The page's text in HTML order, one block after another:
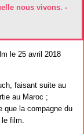
nous vivons. -
le 25 avril 2018
faisant suite au
au Maroc ;
que la compagne du
le film.